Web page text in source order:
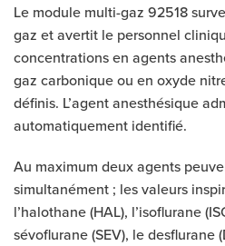
Le module multi-gaz 92518
gaz et avertit le personnel
concentrations en agents
gaz carbonique ou en oxyde
définis. L’agent anesthésique
automatiquement identifié.
Au maximum deux agents
simultanément ; les valeurs
l’halothane (HAL), l’isoflurane
sévoflurane (SEV), le desflurane